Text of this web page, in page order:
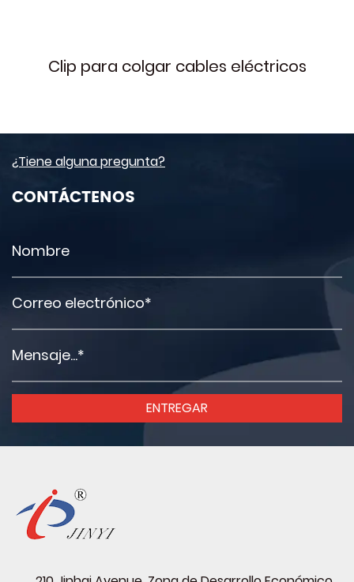
Clip para colgar cables eléctricos
¿Tiene alguna pregunta?
CONTÁCTENOS